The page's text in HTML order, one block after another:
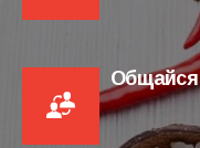
Общайся